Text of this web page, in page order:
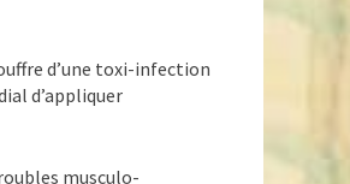
d’une toxi-infection
d’appliquer
musculo-